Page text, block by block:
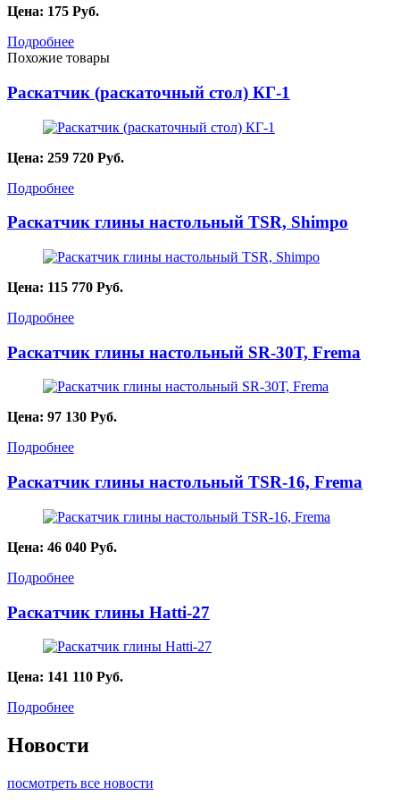
Цена: 175 Руб.
Подробнее
Похожие товары
Раскатчик (раскаточный стол) КГ-1
Цена: 259 720 Руб.
Подробнее
Раскатчик глины настольный TSR, Shimpo
Цена: 115 770 Руб.
Подробнее
Раскатчик глины настольный SR-30Т, Frema
Цена: 97 130 Руб.
Подробнее
Раскатчик глины настольный TSR-16, Frema
Цена: 46 040 Руб.
Подробнее
Раскатчик глины Hatti-27
Цена: 141 110 Руб.
Подробнее
Новости
посмотреть все новости